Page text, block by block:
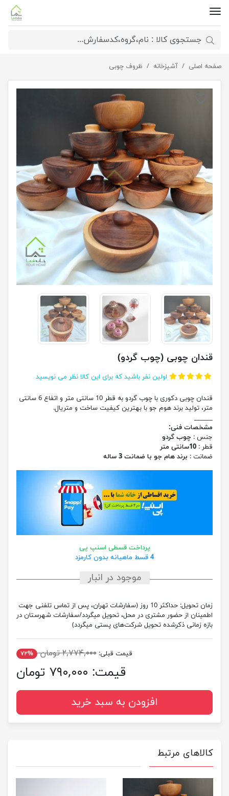
صفحه اصلی آشپزخانه ظروف چوبی قندان چوبی (چوب گردو)
قندان چوبی (چوب گردو)
اولین نفر باشید که برای این کالا نظر می نویسید
قندان چوبی دکوری با چوب گردو به قطر 10 سانتی متر و اتفاع 6 سانتی
متر، تولید برند هوم جو با بهترین کیفیت ساخت و متریال.
______
مشخصات فنی:
جنس : چوب گردو
قطر : 10سانتی متر
ضمانت : برند هام جو با ضمانت 3 ساله
پرداخت قسطی اسنپ پی
4 قسط ماهیانه بدون کارمزد
موجود در انبار
زمان تحویل:
حداکثر 10 روز (سفارشات تهران، پس از تماس تلفنی جهت
اطمینان از حضور مشتری در محل، تحویل میگردد/سفارشات شهرستان در
بازه زمانی ذکرشده تحویل شرکت‌های پستی میگردد)
قیمت قبلی: ۲,۷۷۴,۰۰۰ تومان ۷۲%
قیمت: ۷۹۰,۰۰۰ تومان
افزودن به سبد خرید
کالاهای مرتبط